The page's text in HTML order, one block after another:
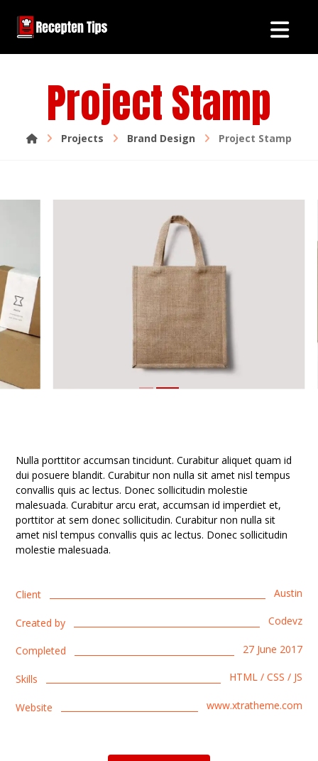
Project Stamp
Projects Brand Design Project Stamp
Nulla porttitor accumsan tincidunt. Curabitur aliquet quam id
dui posuere blandit. Curabitur non nulla sit amet nisl tempus
convallis quis ac lectus. Donec sollicitudin molestie
malesuada. Curabitur arcu erat, accumsan id imperdiet et,
porttitor at sem donec sollicitudin. Curabitur non nulla sit
amet nisl tempus convallis quis ac lectus. Donec sollicitudin
molestie malesuada.
Client Austin
Created by Codevz
Completed 27 June 2017
Skills HTML / CSS / JS
Website www.xtratheme.com